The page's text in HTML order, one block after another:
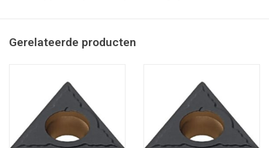
Gerelateerde producten